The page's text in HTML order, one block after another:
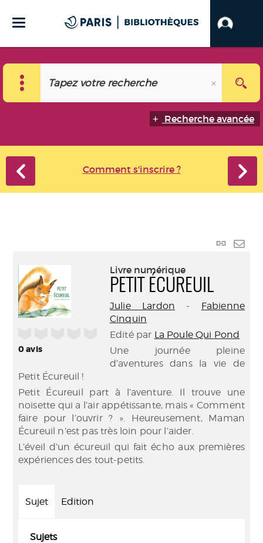
Recherche avancée
Comment s'inscrire ?
Lien
0avis
Livre numérique
PETIT ÉCUREUIL
Julie Lardon - Fabienne
Cinquin
Edité par La Poule Qui Pond
Une journée pleine
d’aventures dans la vie de
Petit Écureuil !
Petit Écureuil part à l’aventure. Il trouve une
noisette qui a l’air appétissante, mais « Comment
faire pour l’ouvrir ? ». Heureusement, Maman
Écureuil n’est pas très loin pour l’aider.
L’éveil d’un écureuil qui fait écho aux premières
expériences des tout-petits.
Sujet Edition
Sujets